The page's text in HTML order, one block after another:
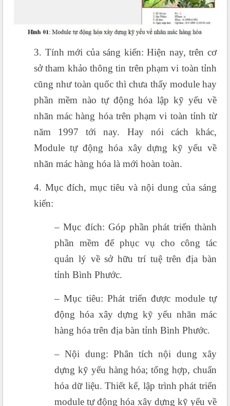
3. Tính mới của sáng kiến: Hiện nay, trên cơ
sở tham khảo thông tin trên phạm vi toàn tỉnh
cũng như toàn quốc thì chưa thấy module hay
phần mềm nào tự động hóa lập kỹ yếu về
nhãn mác hàng hóa trên phạm vi toàn tỉnh từ
năm 1997 tới nay. Hay nói cách khác,
Module tự động hóa xây dựng kỹ yếu về
nhãn mác hàng hóa là mới hoàn toàn.
4. Mục đích, mục tiêu và nội dung của sáng
kiến:
– Mục đích: Góp phần phát triển thành
phần mềm để phục vụ cho công tác
quản lý về sở hữu trí tuệ trên địa bàn
tỉnh Bình Phước.
– Mục tiêu: Phát triển được module tự
động hóa xây dựng kỹ yếu nhãn mác
hàng hóa trên địa bàn tỉnh Bình Phước.
– Nội dung: Phân tích nội dung xây
dựng kỹ yếu hàng hóa; tổng hợp, chuẩn
hóa dữ liệu. Thiết kế, lập trình phát triển
module tự động hóa xây dựng kỹ yếu về